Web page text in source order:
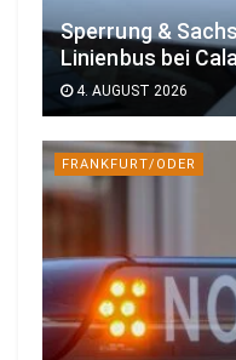
Sperrung &
Linienbus bei
4. AUGUST 2026
FRANKFURT/ODER